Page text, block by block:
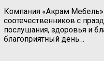
Компания «Акрам
соотечественников с
послушания, здоровья и
благоприятный день…